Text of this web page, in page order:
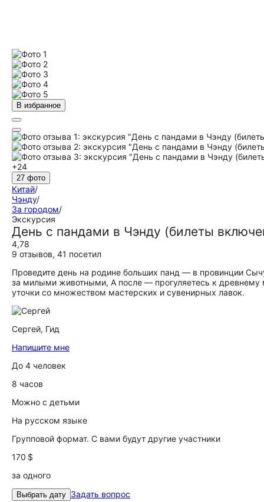
В избранное
+24
27 фото
Китай/
Чэнду/
За городом/
Экскурсия
День с пандами в Чэнду (билеты
4,78
9 отзывов, 41 посетил
Проведите день на родине больших панд — в провинции
за милыми животными, А после — прогуляетесь к
уточки со множеством мастерских и сувенирных лавок.
Сергей, Гид
Напишите мне
До 4 человек
8 часов
Можно с детьми
На русском языке
Групповой формат. С вами будут другие участники
170 $
за одного
Выбрать дату Задать вопрос